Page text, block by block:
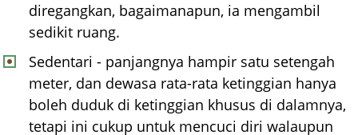
diregangkan, bagaimanapun, ia mengambil
sedikit ruang.
Sedentari - panjangnya hampir satu setengah
meter, dan dewasa rata-rata ketinggian hanya
boleh duduk di ketinggian khusus di dalamnya,
tetapi ini cukup untuk mencuci diri walaupun